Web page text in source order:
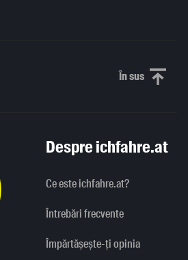
În susDerulați
Despre ichfahre.at
Ce este ichfahre.at?
Întrebări frecvente
Împărtășește-ți opinia